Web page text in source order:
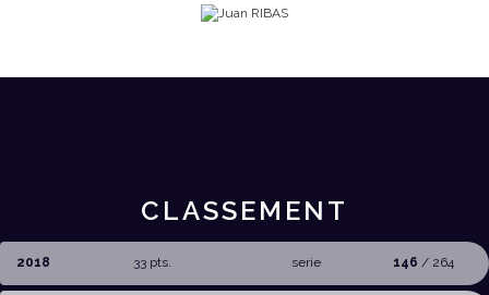
CLASSEMENT
2018 33 pts. serie 146 / 264